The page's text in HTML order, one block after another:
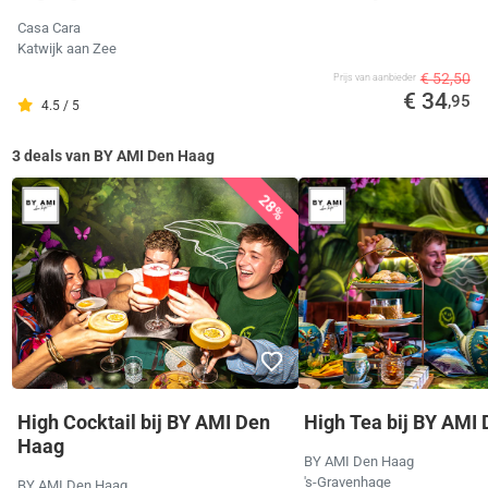
Casa Cara
Katwijk aan Zee
4.5 / 5
Prijs van aanbieder € 52,50
€ 34,95
3 deals van BY AMI Den Haag
28%
High Cocktail bij BY AMI Den
Haag
High Tea bij BY AMI
BY AMI Den Haag
's-Gravenhage